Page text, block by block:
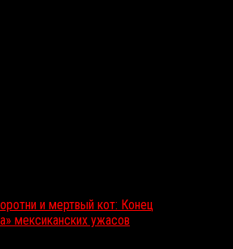
и мертвый кот: Конец
мексиканских ужасов